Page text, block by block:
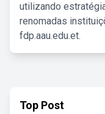
utilizando
renomadas
fdp.aau.edu.et.
Top Post